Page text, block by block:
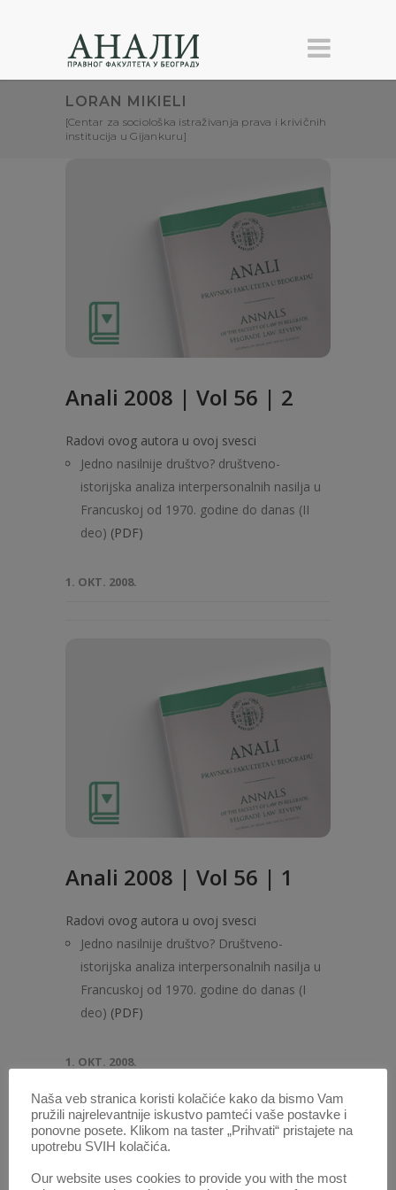
LORAN MIKIELI
[Centar za sociološka istraživanja prava i krivičnih
institucija u Gijankuru]
Anali 2008 | Vol 56 | 2
Radovi ovog autora u ovoj svesci
Jedno nasilnije društvo? društveno-
istorijska analiza interpersonalnih nasilja u
Francuskoj od 1970. godine do danas (II
deo) (PDF)
1. OKT. 2008.
Anali 2008 | Vol 56 | 1
Radovi ovog autora u ovoj svesci
Jedno nasilnije društvo? Društveno-
istorijska analiza interpersonalnih nasilja u
Francuskoj od 1970. godine do danas (I
deo) (PDF)
1. OKT. 2008.
POTRAŽITE AUTORA /
Unesite
Naša veb stranica koristi kolačiće kako da bismo Vam
pružili najrelevantnije iskustvo pamteći vaše postavke i
ponovne posete. Klikom na taster „Prihvati“ pristajete na
upotrebu SVIH kolačića.
Our website uses cookies to provide you with the most